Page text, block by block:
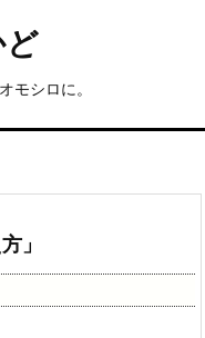
ど
モシロに。
」